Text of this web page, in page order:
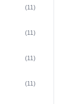
(11)
(11)
(11)
(11)